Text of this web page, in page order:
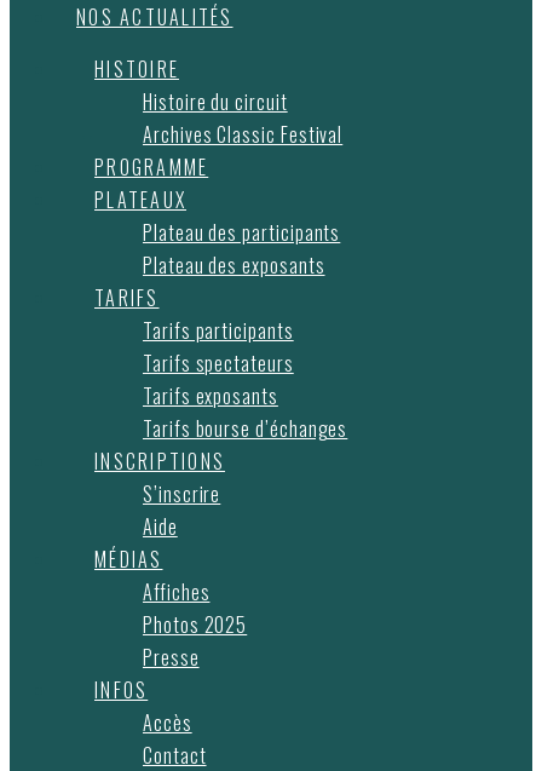
NOS ACTUALITÉS
HISTOIRE
Histoire du circuit
Archives Classic Festival
PROGRAMME
PLATEAUX
Plateau des participants
Plateau des exposants
TARIFS
Tarifs participants
Tarifs spectateurs
Tarifs exposants
Tarifs bourse d’échanges
INSCRIPTIONS
S’inscrire
Aide
MÉDIAS
Affiches
Photos 2025
Presse
INFOS
Accès
Contact